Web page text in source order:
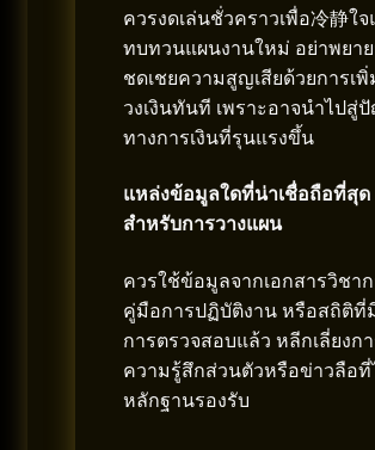
ควรงดเล่นชั่วคราวเพื่อ冷静ใจ
ทบทวนแผนงานใหม่ อย่าพยา
ชดเชยความสูญเสียด้วยการเพิ่
วงเงินทันที เพราะอาจนำไปสู่
ทางการเงินที่รุนแรงขึ้น
แหล่งข้อมูลใดที่น่าเชื่อถือที่สุด
สำหรับการวางแผน
ควรใช้ข้อมูลจากเอกสารวิชา
คู่มือการปฏิบัติงาน หรือสถิติที่
การตรวจสอบแล้ว หลีกเลี่ยงก
ความรู้สึกส่วนตัวหรือข่าวลือที่
หลักฐานรองรับ